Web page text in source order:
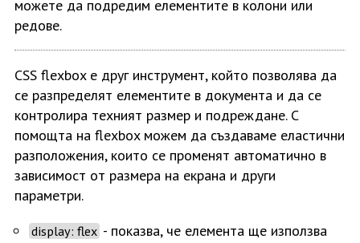
можете да подредим елементите в колони или
редове.
CSS flexbox е друг инструмент, който позволява да
се разпределят елементите в документа и да се
контролира техният размер и подреждане. С
помощта на flexbox можем да създаваме еластични
разположения, които се променят автоматично в
зависимост от размера на екрана и други
параметри.
display: flex - показва, че елемента ще използва